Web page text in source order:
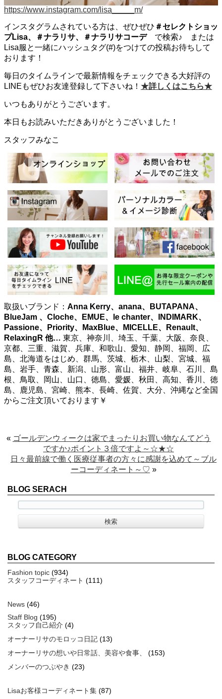
https://www.instagram.com/lisa_____m/
インスタグラムされている方は、ぜひぜひ ＃セレクトショッ
プLisa、＃ナラリサ、＃ナラリサコーデで検索♪ または
Lisa服と一緒にハッシュタグ(#)をつけての投稿お待ちして
おります！
毎日のタイムラインで最新情報をチェックできる大好評の
LINEもぜひお友達登録して下さいね！ ★詳しくはこちら★
いつもありがとうございます。
本日もお読みいただきありがとうございました！
スタッフみなこ
取扱いブランド： Anna Kerry、anana、BUTAPANA、
BlueJam 、Cloche、EMUE、le chanter、INDIMARK、
Passione、Priority、MaxBlue、MICELLE、Renault、
RelaxingR 他… 東京、神奈川、埼玉、千葉、大阪、奈良、
京都、三重、滋賀、兵庫、和歌山、愛知、静岡、福岡、広
島、北海道をはじめ、群馬、茨城、栃木、山梨、宮城、福
島、岩手、青森、新潟、山形、富山、福井、岐阜、石川、島
根、鳥取、岡山、山口、徳島、愛媛、秋田、高知、香川、徳
島、鹿児島、宮崎、熊本、長崎、佐賀、大分、沖縄など全国
からご注文頂いております￥
« ゴールデンウィークは家でまったりお買い物なんてどう
ですか♪ポイント３倍ですよ～☆★☆
日々最前線で働く医療従事者の方々に感謝を込めて～ブル
ーコーディネート～♡ »
BLOG SERACH
BLOG CATEGORY
Fashion topic (934)
スタッフコーディネート (111)
News (46)
Staff Blog (195)
スタッフ自己紹介 (4)
オーナーリサのモロッコ日記 (13)
オーナーリサの想いや日常話、美容や食事、
(153)
メンバーのつぶやき (23)
Lisaお客様コーディネート集 (87)